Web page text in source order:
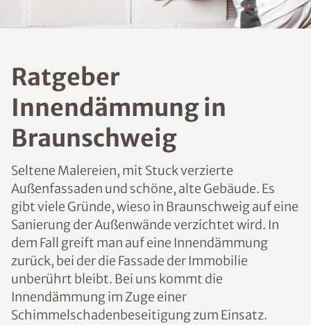
Ratgeber
Innendämmung in
Braunschweig
Seltene Malereien, mit Stuck verzierte
Außenfassaden und schöne, alte Gebäude. Es
gibt viele Gründe, wieso in Braunschweig auf eine
Sanierung der Außenwände verzichtet wird. In
dem Fall greift man auf eine Innendämmung
zurück, bei der die Fassade der Immobilie
unberührt bleibt. Bei uns kommt die
Innendämmung im Zuge einer
Schimmelschadenbeseitigung zum Einsatz.